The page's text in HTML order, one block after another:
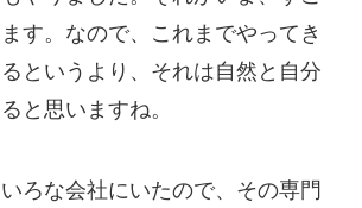
す。なので、これまでやってき
というより、それは自然と自分
と思いますね。
ろな会社にいたので、その専門